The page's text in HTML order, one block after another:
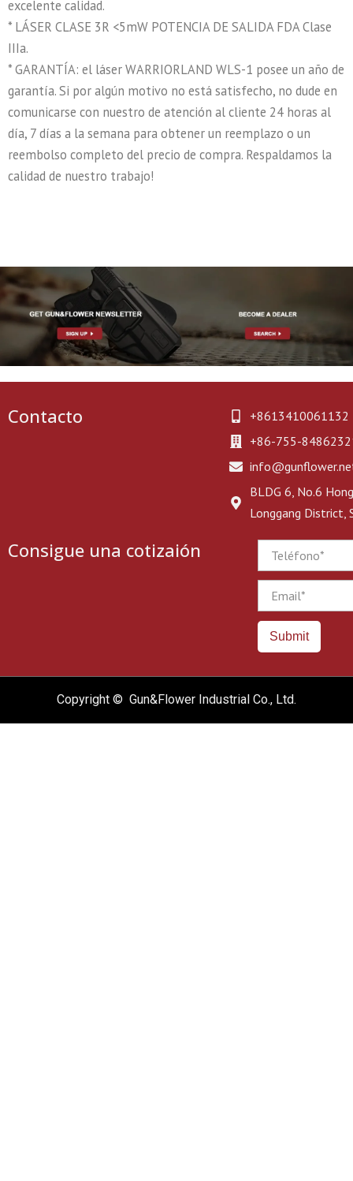
excelente calidad.
* LÁSER CLASE 3R <5mW POTENCIA DE SALIDA FDA Clase
IIIa.
* GARANTÍA: el láser WARRIORLAND WLS-1 posee un año de
garantía. Si por algún motivo no está satisfecho, no dude en
comunicarse con nuestro de atención al cliente 24 horas al
día, 7 días a la semana para obtener un reemplazo o un
reembolso completo del precio de compra. Respaldamos la
calidad de nuestro trabajo!
Contacto
+8613410061132
+86-755-
BLDG 6, No.6
Longgang District,
Consigue una cotizaión
Submit
Copyright © Gun&Flower Industrial Co., Ltd.